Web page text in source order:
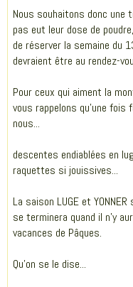
Nous souhaitons donc une
pas eut leur dose de
de réserver la semaine du
devraient être au rendez-
Pour ceux qui aiment la
vous rappelons qu'une
nous...
descentes endiablées en
raquettes si jouissives...
La saison LUGE et
se terminera quand il n'y
vacances de Pâques.
Qu'on se le dise...